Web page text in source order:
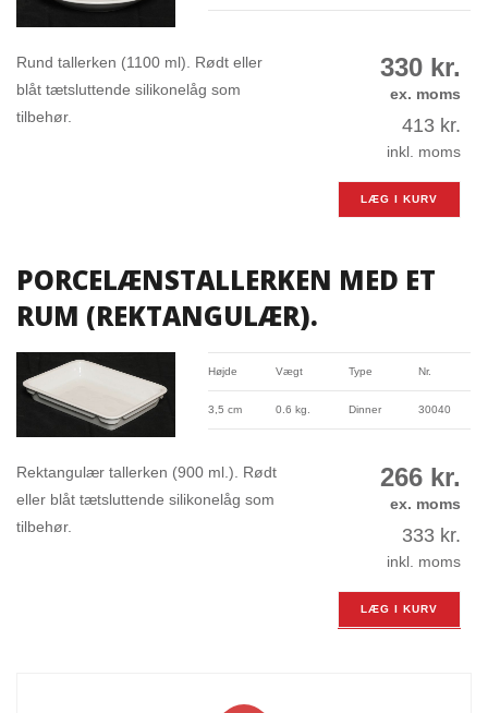
Rund tallerken (1100 ml). Rødt eller
blåt tætsluttende silikonelåg som
tilbehør.
330 kr.
ex. moms
413 kr.
inkl. moms
LÆG I KURV
PORCELÆNSTALLERKEN MED ET
RUM (REKTANGULÆR).
Højde Vægt Type Nr.
3,5 cm 0.6 kg. Dinner 30040
Rektangulær tallerken (900 ml.). Rødt
eller blåt tætsluttende silikonelåg som
tilbehør.
266 kr.
ex. moms
333 kr.
inkl. moms
LÆG I KURV